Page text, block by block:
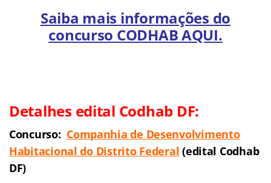
Saiba mais informações do
concurso CODHAB AQUI.
Detalhes edital Codhab DF:
Concurso: Companhia de Desenvolvimento
Habitacional do Distrito Federal (edital Codhab
DF)